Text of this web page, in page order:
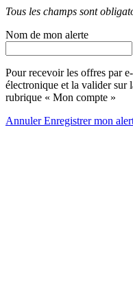
Tous les champs sont
Nom de mon alerte
Pour recevoir les offres par
électronique et la valider sur
rubrique « Mon compte »
AnnulerEnregistrer mon